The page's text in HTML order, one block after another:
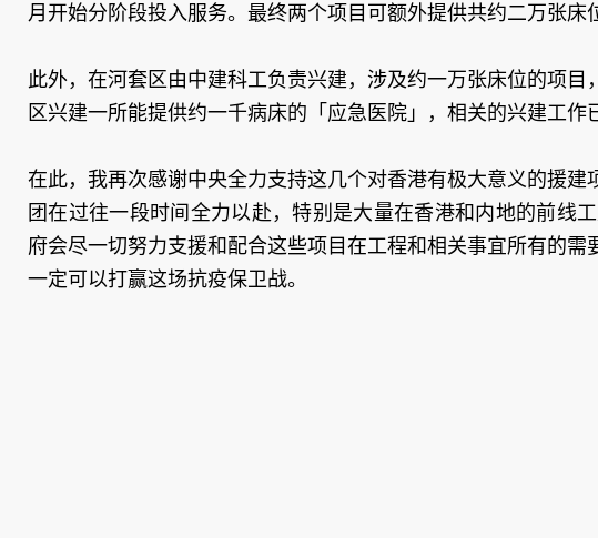
月开始分阶段投入服务。最终两个项目可额外提供共约二万张床
此外，在河套区由中建科工负责兴建，涉及约一万张床位的项
区兴建一所能提供约一千病床的「应急医院」，相关的兴建工作
在此，我再次感谢中央全力支持这几个对香港有极大意义的援
团在过往一段时间全力以赴，特别是大量在香港和内地的前线
府会尽一切努力支援和配合这些项目在工程和相关事宜所有的
一定可以打赢这场抗疫保卫战。